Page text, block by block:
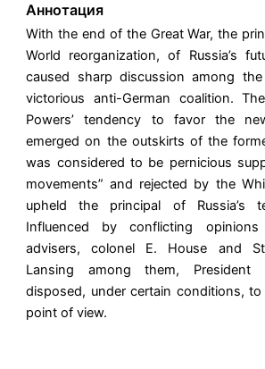
Аннотация
With the end of the Great War, the
World reorganization, of Russia’s
caused sharp discussion among
victorious anti-German coalition.
Powers’ tendency to favor the
emerged on the outskirts of the
was considered to be pernicious
movements” and rejected by the
upheld the principal of Russia’s
Influenced by conflicting
advisers, colonel E. House and
Lansing among them,
disposed, under certain conditions,
point of view.